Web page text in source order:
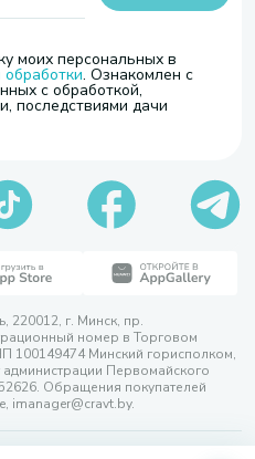
моих персональных в
. Ознакомлен с
с обработкой,
последствиями дачи
220012, г. Минск, пр.
номер в Торговом
100149474 Минский горисполком,
администрации Первомайского
Обращения покупателей
imanager@cravt.by.